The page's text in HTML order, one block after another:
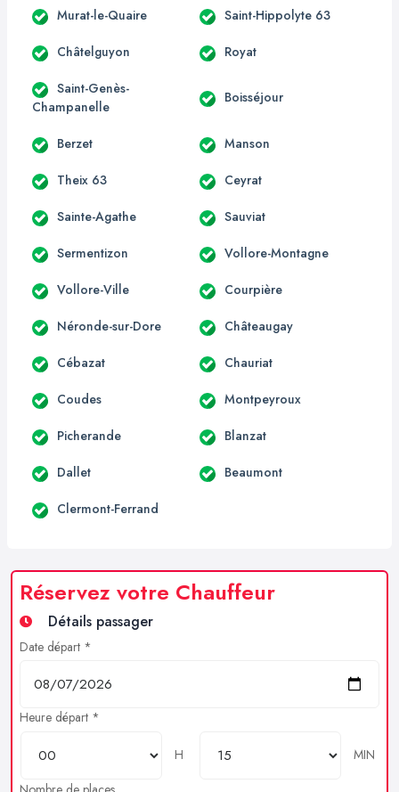
Murat-le-Quaire Saint-Hippolyte 63
Châtelguyon Royat
Saint-Genès-
Champanelle
Boisséjour
Berzet Manson
Theix 63 Ceyrat
Sainte-Agathe Sauviat
Sermentizon Vollore-Montagne
Vollore-Ville Courpière
Néronde-sur-Dore Châteaugay
Cébazat Chauriat
Coudes Montpeyroux
Picherande Blanzat
Dallet Beaumont
Clermont-Ferrand
Réservez votre Chauffeur
Détails passager
Date départ *
Heure départ *
H
MIN